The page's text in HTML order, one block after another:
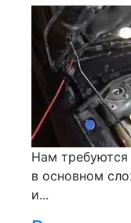
Нам
в основном
и...